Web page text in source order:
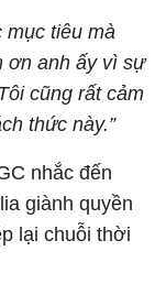
mục tiêu mà
ơn anh ấy vì sự
cũng rất cảm
thức này.”
nhắc đến
giành quyền
lại chuỗi thời